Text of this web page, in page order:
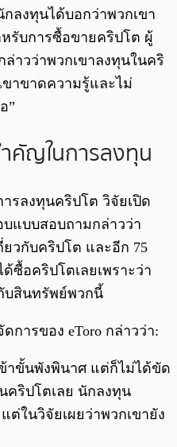
ลงทุนได้บอกว่าพวกเขา
รับการซื้อขายคริปโต ผู้
าวว่าพวกเขาลงทุนในคริ
ขาขาดความรู้และไม่
”
คัญในการลงทุน
รลงทุนคริปโต วิจัยเปิด
บแบบสอบถามกล่าวว่า
ยวกับคริปโต และอีก 75
ซื้อคริปโตเลยเพราะว่า
บสินทรัพย์พวกนี้
การของ eToro กล่าวว่า:
าขั้นพังพินาศ แต่ก็ไม่ได้ขัด
คริปโตเลย นักลงทุน
ต่ในวิจัยเผยว่าพวกเขายัง